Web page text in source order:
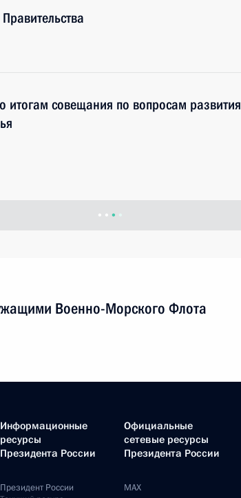
итогам совещания по вопросам развития
Военно-Морского Флота
Информационные
ресурсы
Президента России
Президент России
Официальные
сетевые ресурсы
Президента России
MAX